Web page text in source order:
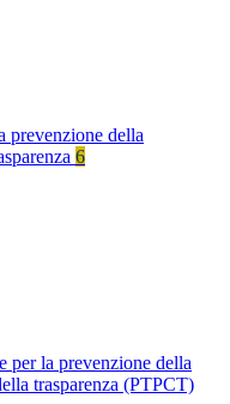
prevenzione della
6
per la prevenzione della
trasparenza (PTPCT)